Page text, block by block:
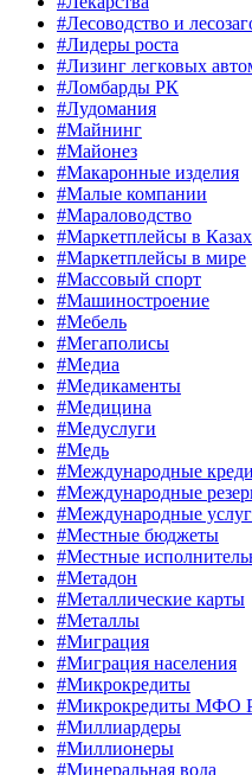
#Лесоводство и
#Лидеры роста
#Лизинг легковых
#Ломбарды РК
#Лудомания
#Майнинг
#Майонез
#Макаронные изделия
#Малые компании
#Мараловодство
#Маркетплейсы в
#Маркетплейсы в мире
#Массовый спорт
#Машиностроение
#Мебель
#Мегаполисы
#Медиа
#Медикаменты
#Медицина
#Медуслуги
#Медь
#Международные
#Международные
#Международные
#Местные бюджеты
#Местные
#Метадон
#Металлические карты
#Металлы
#Миграция
#Миграция населения
#Микрокредиты
#Микрокредиты МФО
#Миллиардеры
#Миллионеры
#Минеральная вода